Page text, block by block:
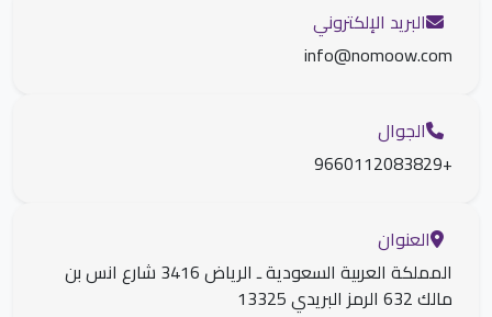
البريد الإلكتروني
info@nomoow.com
الجوال
العنوان
المملكة العربية السعودية ـ الرياض 3416 شارع انس بن
مالك 632 الرمز البريدي 13325